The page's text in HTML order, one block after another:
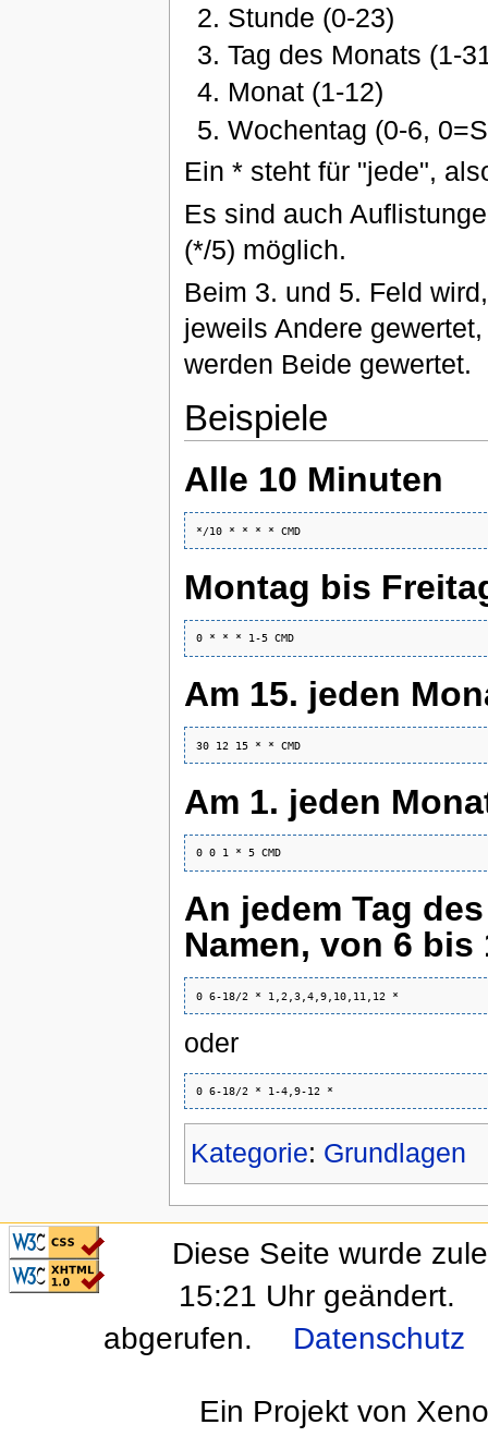
Stunde (0-23)
Tag des Monats (1-
Monat (1-12)
Wochentag (0-6,
Ein * steht für "jede",
Es sind auch
(*/5) möglich.
Beim 3. und 5. Feld
jeweils Andere
werden Beide gewertet.
Beispiele
Alle 10 Minuten
*/10 * * * * CMD
Montag bis
0 * * * 1-5 CMD
Am 15. jeden
30 12 15 * * CMD
Am 1. jeden
0 0 1 * 5 CMD
An jedem Tag
Namen, von 6 bis
oder
Kategorie: Grundlagen
CSS ist valide!
Valid XHTML 1.0
Transitional
Diese Seite wurde
15:21 Uhr geändert.
abgerufen.
Datenschutz
Ein Projekt von